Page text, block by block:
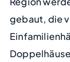
gebaut, die